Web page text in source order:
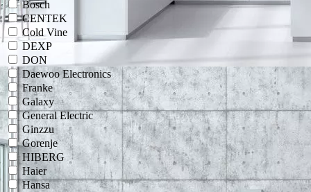
Bosch
CENTEK
Cold Vine
DEXP
DON
Daewoo Electronics
Franke
Galaxy
General Electric
Ginzzu
Gorenje
HIBERG
Haier
Hansa